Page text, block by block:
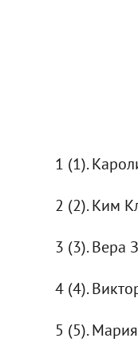
1 (1).
2 (2). Ким
3 (3). Вера
4 (4).
5 (5).